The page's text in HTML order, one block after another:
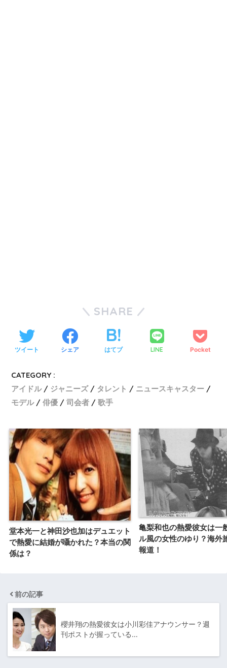
SHARE
ツイート シェア はてブ LINE Pocket
CATEGORY :
アイドル
ジャニーズ タレント
ニュースキャスター
モデル
俳優 司会者 歌手
堂本光一と神田沙也加はデュエット
で熱愛に結婚が囁かれた？本当の関
係は？
亀梨和也の熱愛彼女は一
ル風の女性のゆり？海外
報道！
前の記事
櫻井翔の熱愛彼女は小川彩佳アナウンサー？週
刊ポストが握っている…